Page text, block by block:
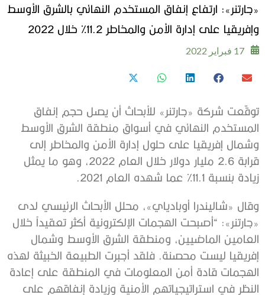
«جارتنر»: ارتفاع إنفاق المستخدم النهائي بالشرق الأوسط
وإفريقيا على إدارة الأمن والمخاطر 11.2% خلال 2022
17 فبراير 2022
توقّعت شركة «جارتنر» للأبحاث أن يصل حجم إنفاق
المستخدم النهائي في أسواق منطقة الشرق الأوسط
وشمال إفريقيا على حلول إدارة الأمن والمخاطر إلى
قرابة 2.6 مليار دولار خلال العام 2022، وهو ما يمثل
زيادة بنسبة 11.1% عما شهده العام 2021.
وقال «شاليندرا أوبادياي»، محلل الأبحاث الرئيسي لدى
«جارتنر»: “أصبحت الهجمات الإلكترونية أكثر تعقيداً خلال
العامين الماضيين، ومنطقة الشرق الأوسط وشمال
إفريقيا ليست محصنة. فلقد أجبرت الطبيعة الخبيثة لهذه
الهجمات قادة أمن المعلومات في المنطقة على إعادة
النظر في استراتيجياتهم الأمنية وزيادة إنفاقهم على